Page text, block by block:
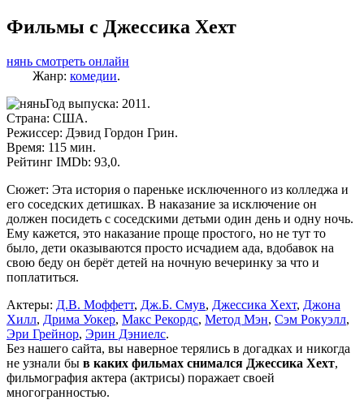
Фильмы с Джессика Хехт
нянь смотреть онлайн
Жанр: комедии.
Год выпуска: 2011.
Страна: США.
Режиссер: Дэвид Гордон Грин.
Время: 115 мин.
Рейтинг IMDb: 93,0.
Сюжет: Эта история о пареньке исключенного из колледжа и
его соседских детишках. В наказание за исключение он
должен посидеть с соседскими детьми один день и одну ночь.
Ему кажется, это наказание проще простого, но не тут то
было, дети оказываются просто исчадием ада, вдобавок на
свою беду он берёт детей на ночную вечеринку за что и
поплатиться.
Актеры: Д.В. Моффетт, Дж.Б. Смув, Джессика Хехт, Джона
Хилл, Дрима Уокер, Макс Рекордс, Метод Мэн, Сэм Рокуэлл,
Эри Грейнор, Эрин Дэниелс.
Без нашего сайта, вы наверное терялись в догадках и никогда
не узнали бы в каких фильмах снимался Джессика Хехт,
фильмография актера (актрисы) поражает своей
многогранностью.